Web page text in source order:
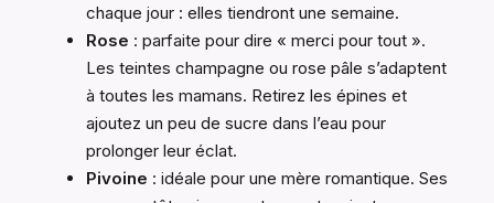
chaque jour : elles tiendront une semaine.
Rose : parfaite pour dire « merci pour tout ».
Les teintes champagne ou rose pâle s’adaptent
à toutes les mamans. Retirez les épines et
ajoutez un peu de sucre dans l’eau pour
prolonger leur éclat.
Pivoine : idéale pour une mère romantique. Ses